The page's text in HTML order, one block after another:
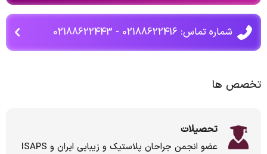
شماره تماس: 02188622416 - 02188622443
تخصص ها
تحصیلات
عضو انجمن جراحان پلاستیک و زیبایی ایران و ISAPS